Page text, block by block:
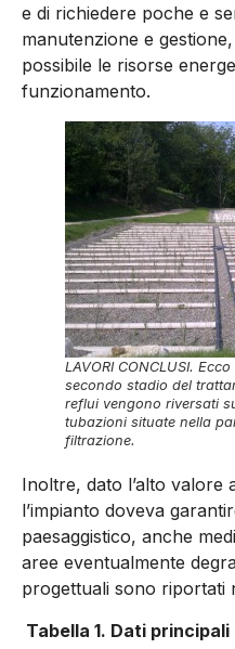
e di richiedere poche e
manutenzione e
possibile le risorse
funzionamento.
LAVORI CONCLUSI.
secondo stadio del
reflui vengono riversati
tubazioni situate nella
filtrazione.
Inoltre, dato l’alto valore
l’impianto doveva
paesaggistico, anche
aree eventualmente
progettuali sono riportati
Tabella 1. Dati